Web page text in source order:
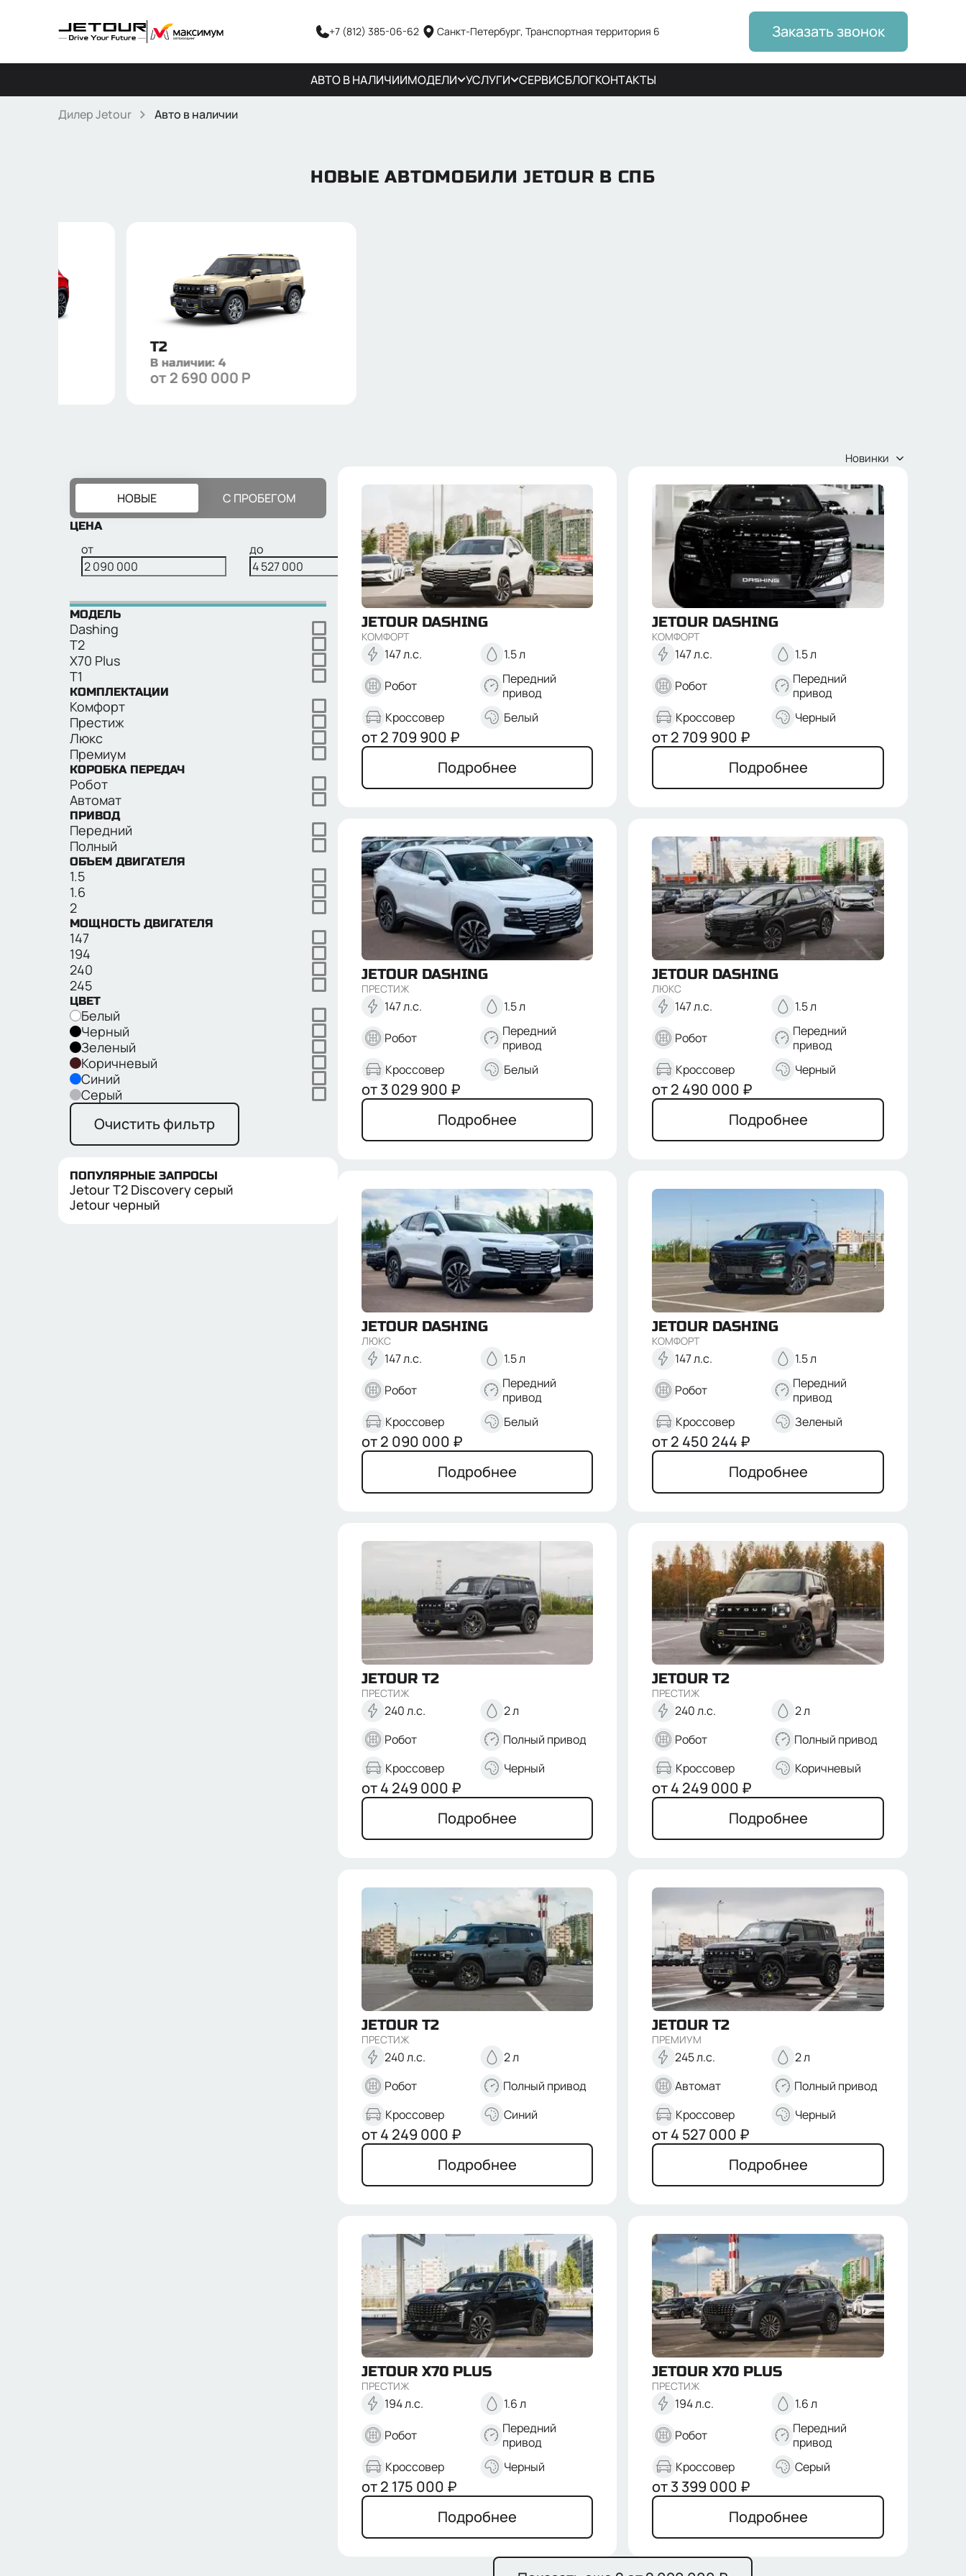
Отправить
Нажимая кнопку “Отправить”, я соглашаюсь на
обработку
+7 (812) 385-06-62 Санкт-Петербург, Транспортная территория 6 Заказать звонок
АВТО В НАЛИЧИИМОДЕЛИ УСЛУГИ СЕРВИСБЛОГКОНТАКТЫ
Дилер Jetour Авто в наличии
НОВЫЕ АВТОМОБИЛИ JETOUR В СПБ
T2
В наличии:4
от2 690 000 Р
Новинки
НОВЫЕ С ПРОБЕГОМ
ЦЕНА
от до
МОДЕЛЬ
Dashing
T2
X70 Plus
T1
КОМПЛЕКТАЦИИ
Комфорт
Престиж
Люкс
Премиум
КОРОБКА ПЕРЕДАЧ
Робот
Автомат
ПРИВОД
Передний
Полный
ОБЪЕМ ДВИГАТЕЛЯ
1.5
1.6
2
МОЩНОСТЬ ДВИГАТЕЛЯ
147
194
240
245
ЦВЕТ
Белый
Черный
Зеленый
Коричневый
Синий
Серый
Очистить фильтр
ПОПУЛЯРНЫЕ ЗАПРОСЫ
Jetour T2 Discovery серый
Jetour черный
JETOUR DASHING
КОМФОРТ
147 л.с.
1.5 л
Робот
Передний
привод
Кроссовер
Белый
от2 709 900 ₽
Подробнее
JETOUR DASHING
КОМФОРТ
147 л.с.
1.5 л
Робот
Передний
привод
Кроссовер
Черный
от2 709 900 ₽
Подробнее
JETOUR DASHING
ПРЕСТИЖ
147 л.с.
1.5 л
Робот
Передний
привод
Кроссовер
Белый
от3 029 900 ₽
Подробнее
JETOUR DASHING
ЛЮКС
147 л.с.
1.5 л
Робот
Передний
привод
Кроссовер
Черный
от2 490 000 ₽
Подробнее
JETOUR DASHING
ЛЮКС
147 л.с.
1.5 л
Робот
Передний
привод
Кроссовер
Белый
от2 090 000 ₽
Подробнее
JETOUR DASHING
КОМФОРТ
147 л.с.
1.5 л
Робот
Передний
привод
Кроссовер
Зеленый
от2 450 244 ₽
Подробнее
JETOUR T2
ПРЕСТИЖ
240 л.с.
2 л
Робот
Полный привод
Кроссовер
Черный
от4 249 000 ₽
Подробнее
JETOUR T2
ПРЕСТИЖ
240 л.с.
2 л
Робот
Полный привод
Кроссовер
Коричневый
от4 249 000 ₽
Подробнее
JETOUR T2
ПРЕСТИЖ
240 л.с.
2 л
Робот
Полный привод
Кроссовер
Синий
от4 249 000 ₽
Подробнее
JETOUR T2
ПРЕМИУМ
245 л.с.
2 л
Автомат
Полный привод
Кроссовер
Черный
от4 527 000 ₽
Подробнее
JETOUR X70 PLUS
ПРЕСТИЖ
194 л.с.
1.6 л
Робот
Передний
привод
Кроссовер
Черный
от2 175 000 ₽
Подробнее
JETOUR X70 PLUS
ПРЕСТИЖ
194 л.с.
1.6 л
Робот
Передний
привод
Кроссовер
Серый
от3 399 000 ₽
Подробнее